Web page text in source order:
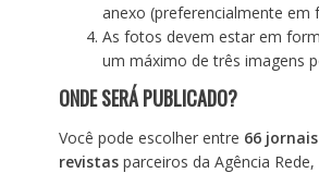
anexo (preferencialmente em
As fotos devem estar em
um máximo de três imagens
ONDE SERÁ PUBLICADO?
Você pode escolher entre 66
revistasparceiros da Agência